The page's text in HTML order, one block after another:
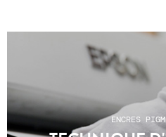
d'authenticité ●
Expéditions Colissimo,
collect à la galerie du
19h ● SAV du mardi au
1 43 55 44 68 ●Les
pas les éventuels frais
ENCRES